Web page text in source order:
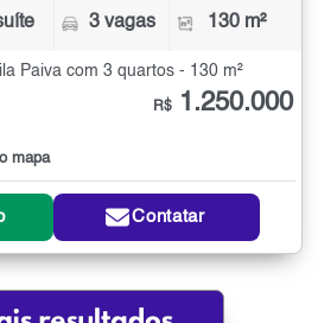
3 vagas 130 m²
Paiva com 3 quartos - 130 m²
mapa
R$ 1.250.000
Contatar